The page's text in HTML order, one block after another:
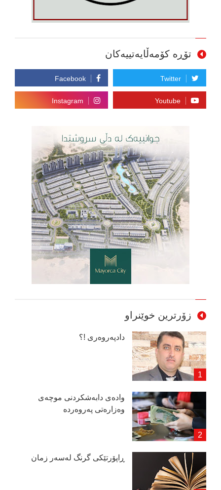
تۆڕە کۆمەڵایەتییەکان
زۆرترین خوێنراو
دادپەروەری !؟
وادەی دابەشكردنی موچەی
وەزارەتی پەروەردە
ڕاپۆرتێكی گرنگ لەسەر زمان